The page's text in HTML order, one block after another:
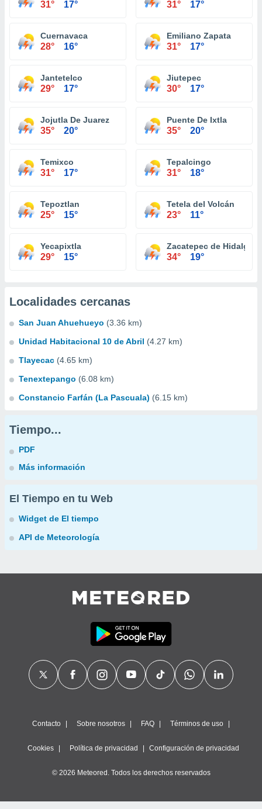
31° 17° 31° 17°
Cuernavaca
28° 16°
Emiliano Zapata
31° 17°
Jantetelco
29° 17°
Jiutepec
30° 17°
Jojutla De Juarez
35° 20°
Puente De Ixtla
35° 20°
Temixco
31° 17°
Tepalcingo
31° 18°
Tepoztlan
25° 15°
Tetela del Volcán
23° 11°
Yecapixtla
29° 15°
Zacatepec de Hidalgo
34° 19°
Localidades cercanas
San Juan Ahuehueyo (3.36 km)
Unidad Habitacional 10 de Abril (4.27 km)
Tlayecac (4.65 km)
Tenextepango (6.08 km)
Constancio Farfán (La Pascuala) (6.15 km)
Tiempo...
PDF
Más información
El Tiempo en tu Web
Widget de El tiempo
API de Meteorología
Contacto Sobre nosotros FAQ Términos de uso
Cookies Política de privacidad Configuración de privacidad
© 2026 Meteored. Todos los derechos reservados